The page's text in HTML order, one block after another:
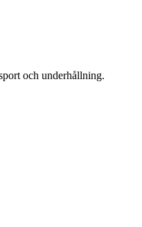
och underhållning.